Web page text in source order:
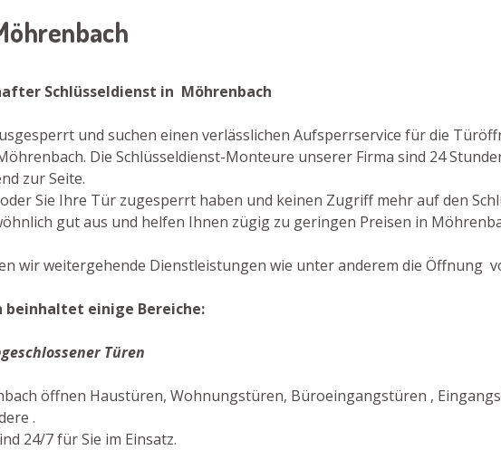
Schlüsseldienst in Möhrenbach
und suchen einen verlässlichen Aufsperrservice für die
Die Schlüsseldienst-Monteure unserer Firma sind 24
zur Seite.
Sie Ihre Tür zugesperrt haben und keinen Zugriff mehr auf den
gut aus und helfen Ihnen zügig zu geringen Preisen in
wir weitergehende Dienstleistungen wie unter anderem die Öffnung
beinhaltet einige Bereiche:
Türen
öffnen Haustüren, Wohnungstüren, Büroeingangstüren ,
.
24/7 für Sie im Einsatz.